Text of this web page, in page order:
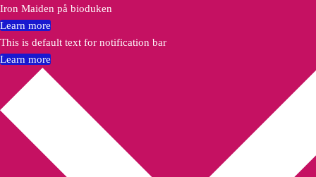
Iron Maiden på bioduken
Learn more
This is default text for notification bar
Learn more